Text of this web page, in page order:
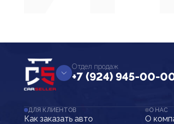
Отдел продаж
+7 (924) 945-00-
ДЛЯ КЛИЕНТОВ
Как заказать авто
О НАС
О